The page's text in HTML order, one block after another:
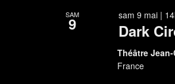
SAM
9 Dark
sam 9 mai |
Théâtre
France